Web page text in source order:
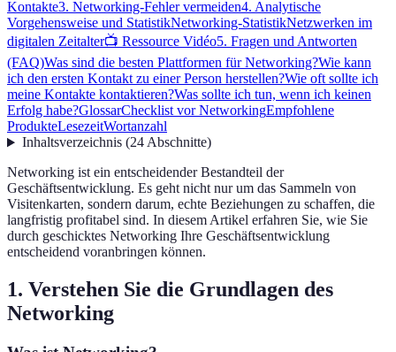
Kontakte3. Networking-Fehler vermeiden4. Analytische
Vorgehensweise und StatistikNetworking-StatistikNetzwerken im
digitalen Zeitalter📺 Ressource Vidéo5. Fragen und Antworten
(FAQ)Was sind die besten Plattformen für Networking?Wie kann
ich den ersten Kontakt zu einer Person herstellen?Wie oft sollte ich
meine Kontakte kontaktieren?Was sollte ich tun, wenn ich keinen
Erfolg habe?GlossarChecklist vor NetworkingEmpfohlene
ProdukteLesezeitWortanzahl
Inhaltsverzeichnis(24Abschnitte)
Networking ist ein entscheidender Bestandteil der
Geschäftsentwicklung. Es geht nicht nur um das Sammeln von
Visitenkarten, sondern darum, echte Beziehungen zu schaffen, die
langfristig profitabel sind. In diesem Artikel erfahren Sie, wie Sie
durch geschicktes Networking Ihre Geschäftsentwicklung
entscheidend voranbringen können.
1. Verstehen Sie die Grundlagen des
Networking